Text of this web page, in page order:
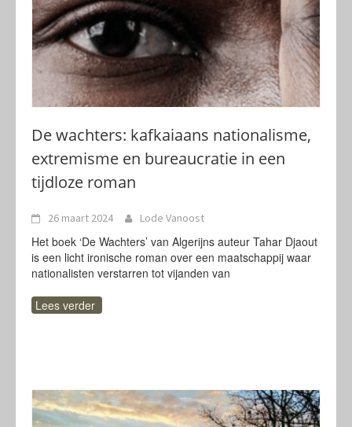
De wachters: kafkaiaans nationalisme,
extremisme en bureaucratie in een
tijdloze roman
26 maart 2024 Lode Vanoost
Het boek ‘De Wachters’ van Algerijns auteur Tahar Djaout
is een licht ironische roman over een maatschappij waar
nationalisten verstarren tot vijanden van
Lees verder